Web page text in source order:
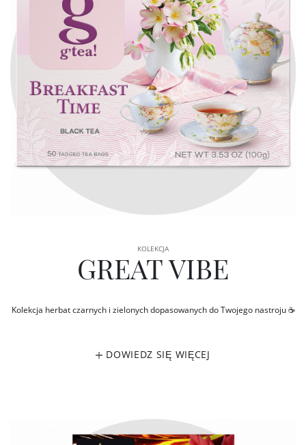
KOLEKCJA
GREAT VIBE
Kolekcja herbat czarnych i zielonych dopasowanych do Twojego nastroju ☕
DOWIEDZ SIĘ WIĘCEJ